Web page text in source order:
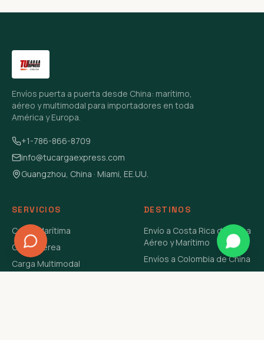
Envíos puerta a puerta desde China: marítimo,
aéreo y multimodal para importadores en toda
América y Europa.
+1-786-866-8709
info@tucargaexpress.com
Guangzhou, China · Miami, EE.UU.
SERVICIOS
Carga Marítima
Carga Aérea
Carga Multimodal
DESTINOS
Envío a Costa Rica de China
Aéreo y Marítimo
Envíos a Colombia de China